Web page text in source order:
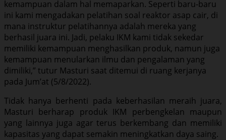
kemampuan dalam hal memaparkan. Seperti baru-baru
ini kami mengadakan pelatihan soal reaktor asap cair, di
mana instruktur pelatihannya adalah mereka yang
berhasil juara ini. Jadi, pelaku IKM kami tidak sekedar
memiliki kemampuan menghasilkan produk, namun juga
kemampuan menularkan ilmu dan pengalaman yang
dimiliki,” tutur Masturi saat ditemui di ruang kerjanya
pada Jum’at (5/8/2022).
Tidak hanya berhenti pada keberhasilan meraih juara,
Masturi berharap produk IKM perbengkelan maupun
yang lainnya juga agar terus berkembang dan memiliki
kapasitas yang dapat semakin meningkatkan daya saing.